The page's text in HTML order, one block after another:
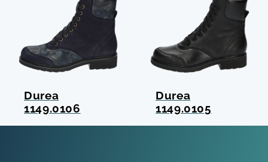
Durea
1149.0106
Durea
1149.0105